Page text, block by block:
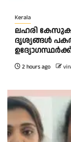
Kerala
ലഹരി
ദൃശ്യങ്ങൾ
2 hours ago